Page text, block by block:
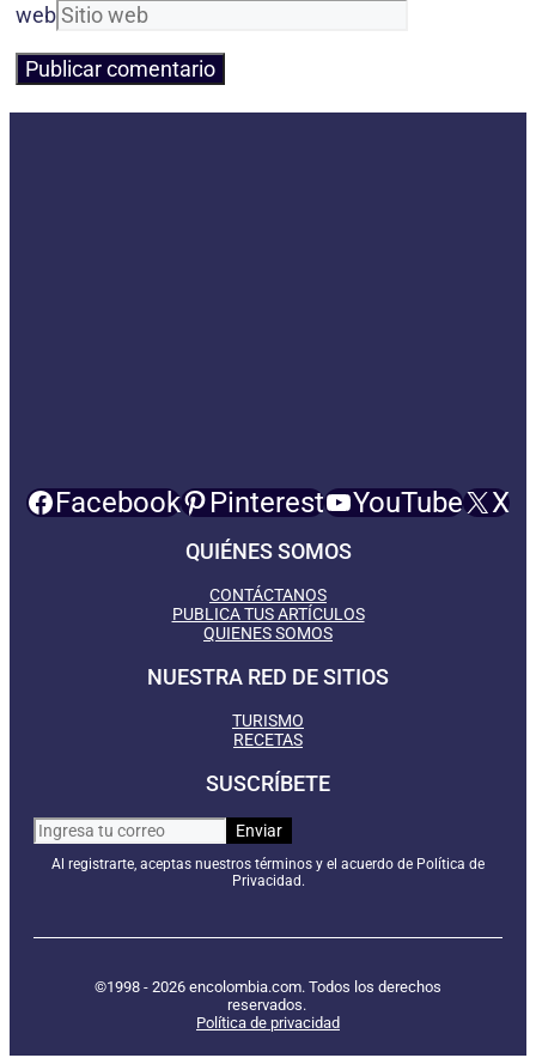
web
Facebook Pinterest YouTube X
QUIÉNES SOMOS
CONTÁCTANOS
PUBLICA TUS ARTÍCULOS
QUIENES SOMOS
NUESTRA RED DE SITIOS
TURISMO
RECETAS
SUSCRÍBETE
Al registrarte, aceptas nuestros términos y el acuerdo de Política de
Privacidad.
©1998 - 2026 encolombia.com. Todos los derechos
reservados.
Política de privacidad